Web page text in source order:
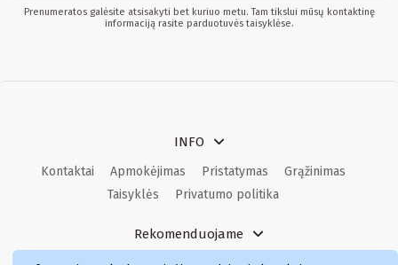
Prenumeratos galėsite atsisakyti bet kuriuo metu. Tam tikslui mūsų kontaktinę
informaciją rasite parduotuvės taisyklėse.
INFO
Kontaktai Apmokėjimas Pristatymas
Grąžinimas
Taisyklės
Privatumo politika
Rekomenduojame